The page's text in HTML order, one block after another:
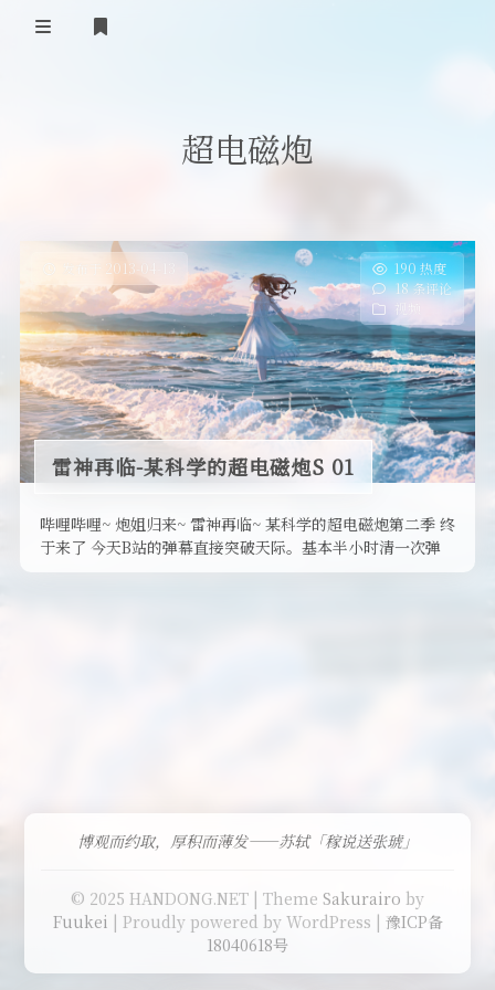
友情链接
留言板
关于
超电磁炮
发布于 2013-04-13
190 热度
18 条评论
视频
雷神再临-某科学的超电磁炮S 01
哔哩哔哩~ 炮姐归来~ 雷神再临~ 某科学的超电磁炮第二季 终
于来了 今天B站的弹幕直接突破天际。基本半小时清一次弹
博观而约取，厚积而薄发——苏轼「稼说送张琥」
© 2025 HANDONG.NET | Theme Sakurairo by
Fuukei | Proudly powered by WordPress | 豫ICP备
18040618号